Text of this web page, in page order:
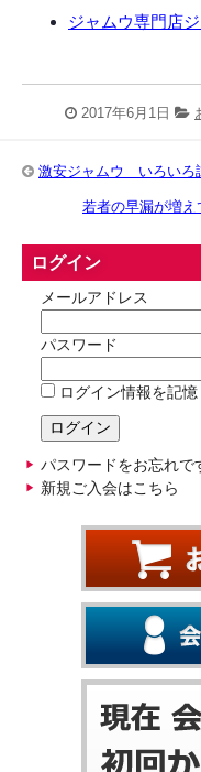
ジャムウ専門店
2017年6月1日
激安ジャムウ いろいろ
若者の早漏が増
ログイン
メールアドレス
パスワード
ログイン情報を記憶
パスワードをお忘れで
新規ご入会はこちら